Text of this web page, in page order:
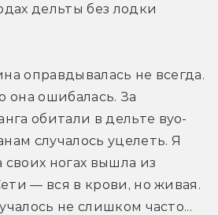
дельты без лодки
оправдывалась не всегда.
она ошибалась. За
обитали в дельте вуо-
случалось уцелеть. Я
своих ногах вышла из
— вся в крови, но живая.
не слишком часто...